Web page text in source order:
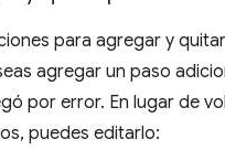
para agregar y
agregar un paso
por error. En lugar de
puedes editarlo: